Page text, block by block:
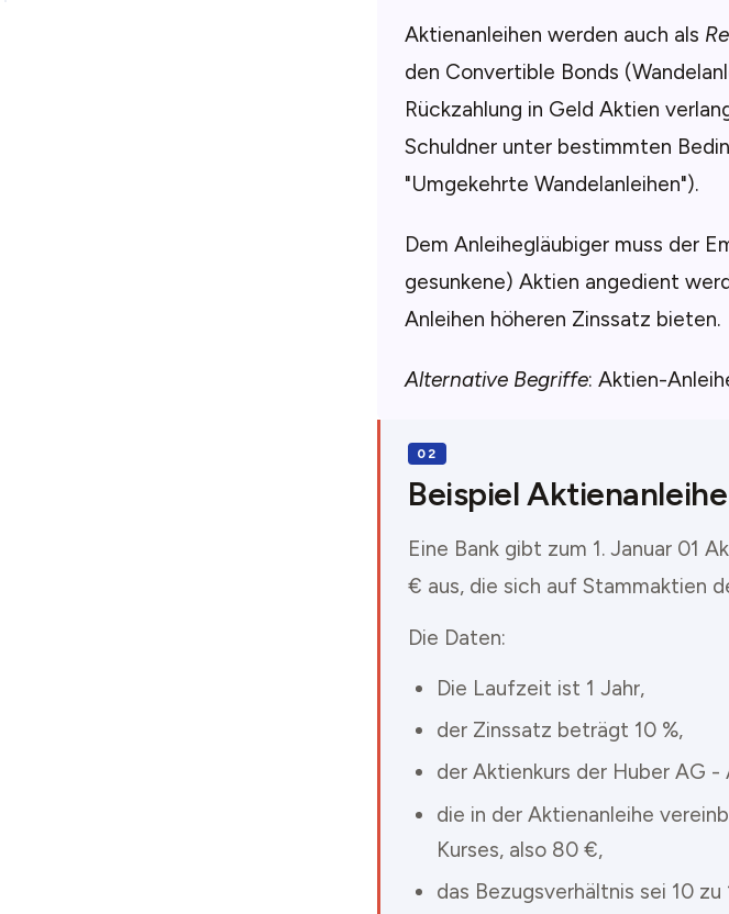
Aktienanleihen werden auch als
den Convertible Bonds
Rückzahlung in Geld Aktien
Schuldner unter bestimmten
"Umgekehrte Wandelanleihen").
Dem Anleihegläubiger muss der
gesunkene) Aktien angedient
Anleihen höheren Zinssatz bieten.
Alternative Begriffe: Aktien-
Beispiel Aktienanleihe
Eine Bank gibt zum 1. Januar 01
€ aus, die sich auf Stammaktien
Die Daten:
Die Laufzeit ist 1 Jahr,
der Zinssatz beträgt 10 %,
der Aktienkurs der Huber AG -
die in der Aktienanleihe
Kurses, also 80 €,
das Bezugsverhältnis sei 10